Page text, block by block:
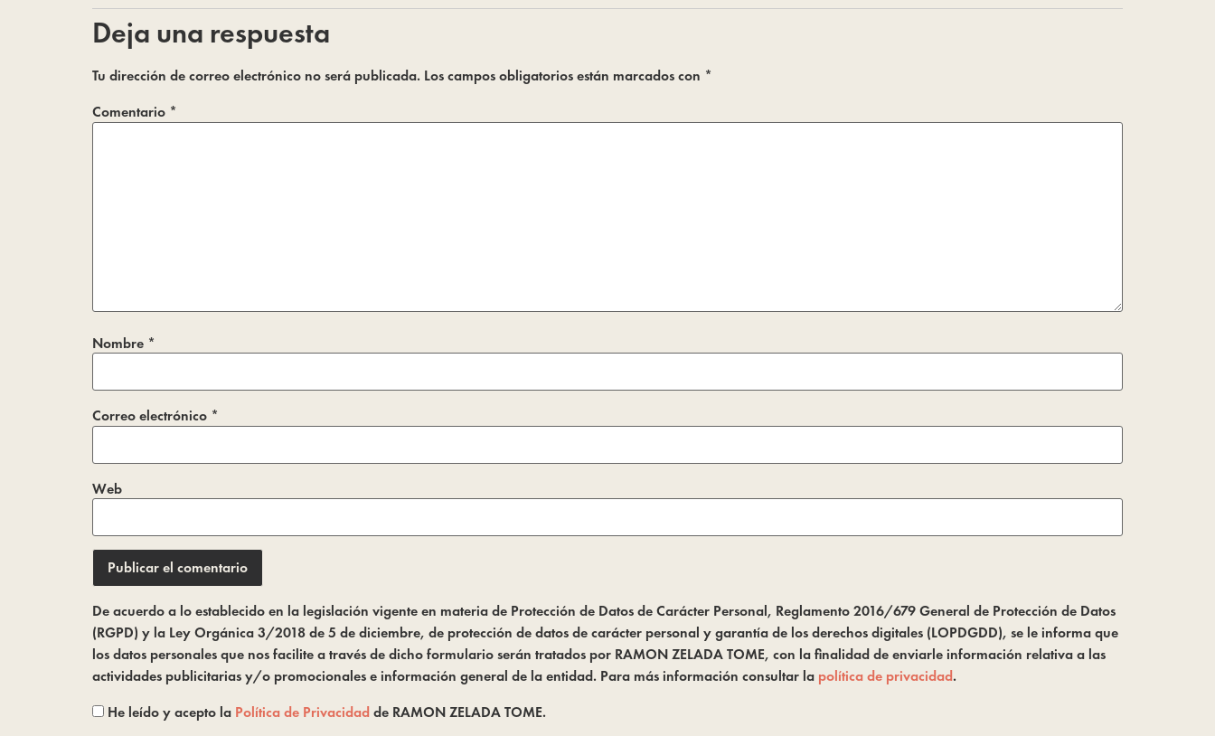
Deja una respuesta
Tu dirección de correo electrónico no será publicada. Los campos obligatorios están marcados con *
Comentario *
Nombre *
Correo electrónico *
Web
De acuerdo a lo establecido en la legislación vigente en materia de Protección de Datos de Carácter Personal, Reglamento 2016/679 General de Protección de Datos
(RGPD) y la Ley Orgánica 3/2018 de 5 de diciembre, de protección de datos de carácter personal y garantía de los derechos digitales (LOPDGDD), se le informa que
los datos personales que nos facilite a través de dicho formulario serán tratados por RAMON ZELADA TOME, con la finalidad de enviarle información relativa a las
actividades publicitarias y/o promocionales e información general de la entidad. Para más información consultar la política de privacidad.
He leído y acepto la Política de Privacidadde RAMON ZELADA TOME.